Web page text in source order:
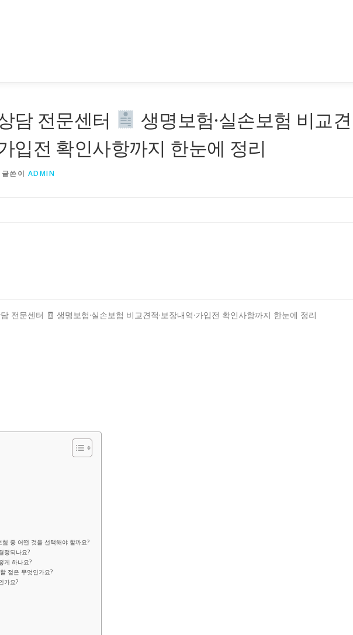
담 전문센터
생명보험·실손보험 비교견
입전 확인사항까지 한눈에 정리
글쓴이 ADMIN
중 어떤 것을 선택해야 할까요?
정되나요?
게 하나요?
점은 무엇인가요?
가요?